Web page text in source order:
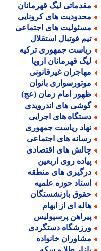
لیگ قهرمانان
های کرونایی
های اجتماعی
فوتبال استقلال
جمهوری ترکیه
قهرمانان اروپا
غیرقانونی
بانوان
امام زمان (عج)
های اندرویدی
های اجرایی
ریاست جمهوری
های اجتماعی
های اقتصادی
روی اربعین
های منطقه
حوزه علمیه
بازنشستگان
ای از ابهام
پرسپولیس
دستگردی
خانواده